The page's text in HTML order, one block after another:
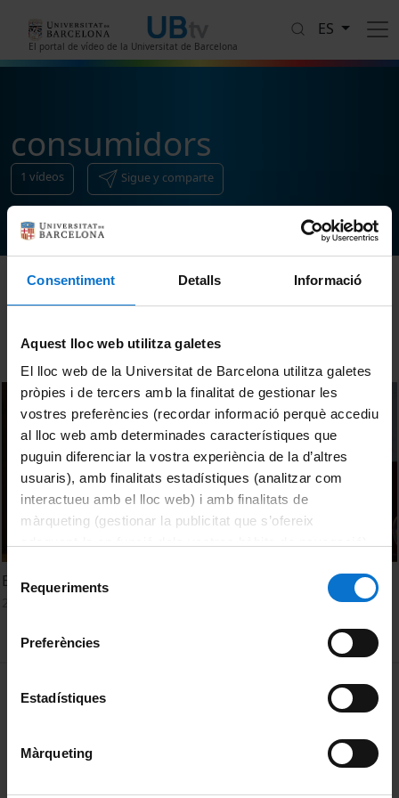
Consentiment Detalls Informació
Aquest lloc web utilitza galetes
El lloc web de la Universitat de Barcelona utilitza galetes
pròpies i de tercers amb la finalitat de gestionar les
vostres preferències (recordar informació perquè accediu
al lloc web amb determinades característiques que
puguin diferenciar la vostra experiència de la d’altres
usuaris), amb finalitats estadístiques (analitzar com
interactueu amb el lloc web) i amb finalitats de
màrqueting (gestionar la publicitat que s’ofereix
consultar laPolítica de galetes del lloc web de la
de Requeriments
Preferències
Estadístiques
Màrqueting
El portal de vídeo de la Universitat de Barcelona
ES
consumidors
1 vídeos Sigue y comparte
Ordenar
El medioambiente en la mente del consumidor
MENÚ PEU 1
Política de Cookies
Privacidad y términos